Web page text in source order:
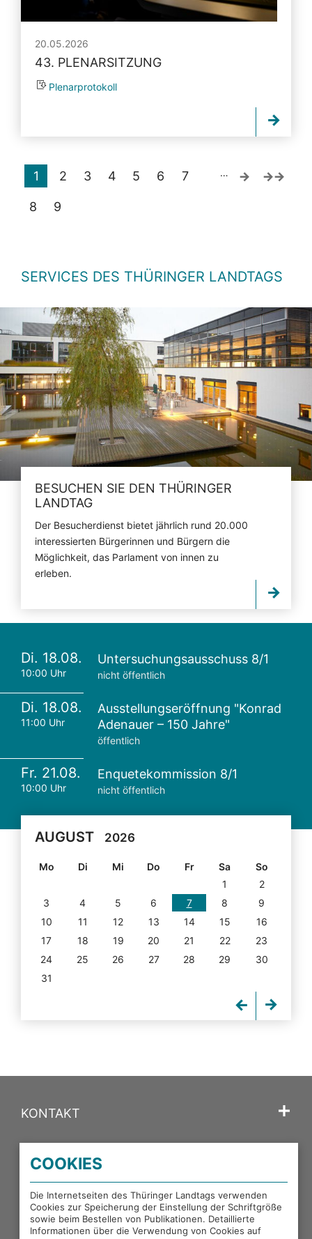
20.05.2026
43. PLENARSITZUNG
Plenarprotokoll
1 2 3 4 5 6 7
8 9
…
SERVICES DES THÜRINGER LANDTAGS
BESUCHEN SIE DEN THÜRINGER
LANDTAG
Der Besucherdienst bietet jährlich rund 20.000
interessierten Bürgerinnen und Bürgern die
Möglichkeit, das Parlament von innen zu
erleben.
Di. 18.08.
10:00 Uhr
Untersuchungsausschuss 8/1
nicht öffentlich
Di. 18.08.
11:00 Uhr
Ausstellungseröffnung "Konrad
Adenauer – 150 Jahre"
öffentlich
Fr. 21.08.
10:00 Uhr
Enquetekommission 8/1
nicht öffentlich
AUGUST 2026
Mo Di Mi Do Fr Sa
So
1
2
3
4 5 6 7 8
9
10
11 12 13 14 15
16
17
18 19 20 21 22
23
24
25 26 27 28 29
30
31
KONTAKT
PORTALE DES THÜRINGER LANDTAGS
EXTERNE LINKS
COOKIES
Die Internetseiten des Thüringer Landtags verwenden
Cookies zur Speicherung der Einstellung der Schriftgröße
sowie beim Bestellen von Publikationen. Detaillierte
Informationen über die Verwendung von Cookies auf